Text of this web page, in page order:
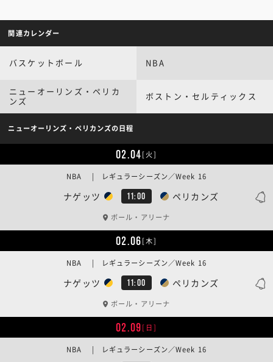
関連カレンダー
バスケットボール NBA
ニューオーリンズ・ペリカ
ンズ
ボストン・セルティックス
ニューオーリンズ・ペリカンズの日程
02.04[火]
ナゲッツ 11:00 ペリカンズ
NBA | レギュラーシーズン／Week 16
ボール・アリーナ
02.06[木]
ナゲッツ 11:00 ペリカンズ
NBA | レギュラーシーズン／Week 16
ボール・アリーナ
02.09[日]
NBA | レギュラーシーズン／Week 16